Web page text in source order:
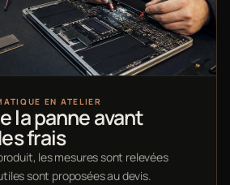
EN ATELIER
la panne avant
frais
les mesures sont relevées
sont proposées au devis.